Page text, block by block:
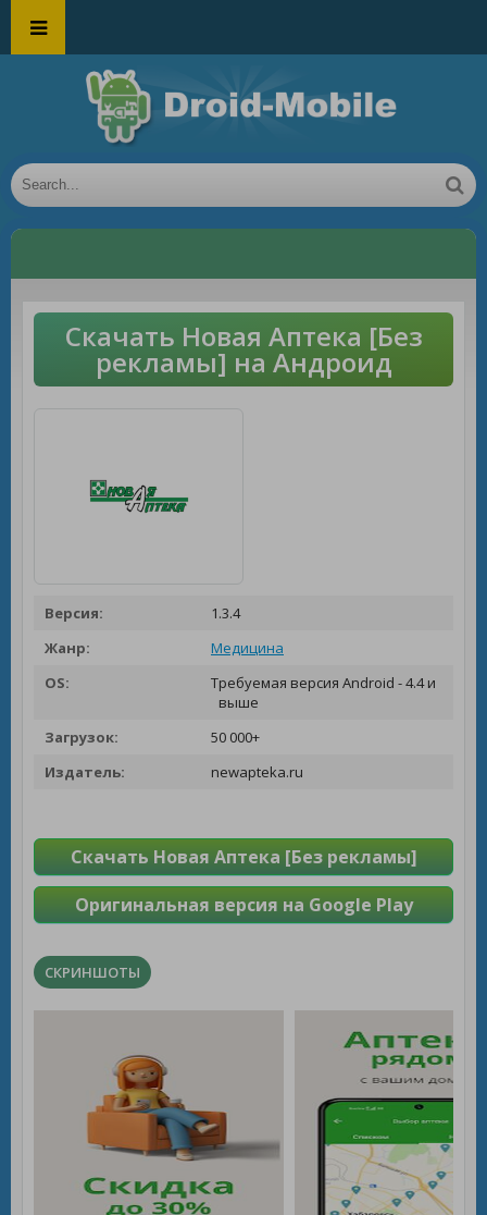
Скачать Новая Аптека [Без
рекламы] на Андроид
Версия:
1.3.4
Жанр:
Медицина
OS:
Требуемая версия Android - 4.4 и
выше
Загрузок:
50 000+
Издатель:
newapteka.ru
Скачать Новая Аптека [Без рекламы]
Оригинальная версия на Google Play
СКРИНШОТЫ